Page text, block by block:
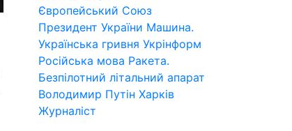
Європейський Союз
Президент України Машина.
Українська гривня Укрінформ
Російська мова Ракета.
Безпілотний літальний апарат
Володимир Путін Харків
Журналіст